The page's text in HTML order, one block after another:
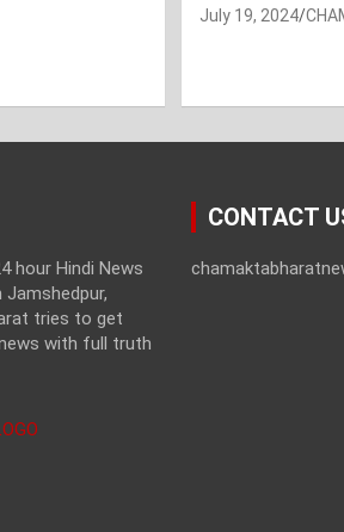
July 19, 2024
hour Hindi News
tries to get
with full truth
CONTACT